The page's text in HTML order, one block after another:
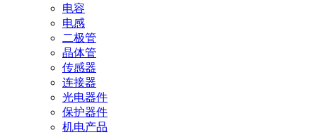
电容
电感
二极管
晶体管
传感器
连接器
光电器件
保护器件
机电产品